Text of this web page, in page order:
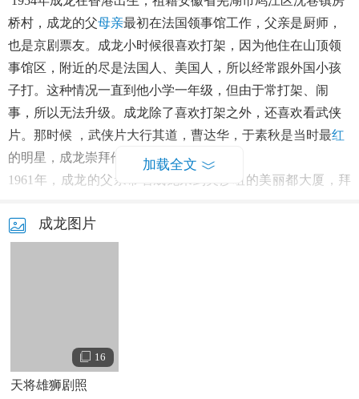
桥村，成龙的父母亲最初在法国领事馆工作，父亲是厨师，
也是京剧票友。成龙小时候很喜欢打架，因为他住在山顶领
事馆区，附近的尽是法国人、美国人，所以经常跟外国小孩
子打。这种情况一直到他小学一年级，但由于常打架、闹
事，所以无法升级。成龙除了喜欢打架之外，还喜欢看武侠
片。那时候 ，武侠片大行其道，曹达华，于素秋是当时最红
的明星，成龙崇拜他们，一心想上山学艺。
1961年，成龙的父亲带着成龙来到尖沙咀的美丽都大厦，拜
的父亲。成龙看到这边的学生在旁勤奋的练功，觉得非常羡
练武时期
加载全文
成龙图片
16
天将雄狮剧照